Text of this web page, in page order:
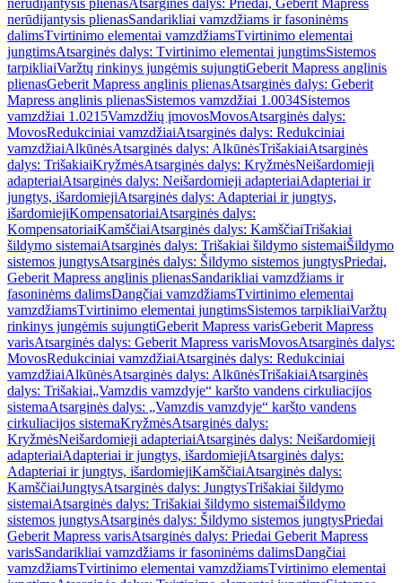
nerūdijantysis plienasAtsarginės dalys: Priedai, Geberit Mapress
nerūdijantysis plienasSandarikliai vamzdžiams ir fasoninėms
dalimsTvirtinimo elementai vamzdžiamsTvirtinimo elementai
jungtimsAtsarginės dalys: Tvirtinimo elementai jungtimsSistemos
tarpikliaiVaržtų rinkinys jungėmis sujungtiGeberit Mapress anglinis
plienasGeberit Mapress anglinis plienasAtsarginės dalys: Geberit
Mapress anglinis plienasSistemos vamzdžiai 1.0034Sistemos
vamzdžiai 1.0215Vamzdžių įmovosMovosAtsarginės dalys:
MovosRedukciniai vamzdžiaiAtsarginės dalys: Redukciniai
vamzdžiaiAlkūnėsAtsarginės dalys: AlkūnėsTrišakiaiAtsarginės
dalys: TrišakiaiKryžmėsAtsarginės dalys: KryžmėsNeišardomieji
adapteriaiAtsarginės dalys: Neišardomieji adapteriaiAdapteriai ir
jungtys, išardomiejiAtsarginės dalys: Adapteriai ir jungtys,
išardomiejiKompensatoriaiAtsarginės dalys:
KompensatoriaiKamščiaiAtsarginės dalys: KamščiaiTrišakiai
šildymo sistemaiAtsarginės dalys: Trišakiai šildymo sistemaiŠildymo
sistemos jungtysAtsarginės dalys: Šildymo sistemos jungtysPriedai,
Geberit Mapress anglinis plienasSandarikliai vamzdžiams ir
fasoninėms dalimsDangčiai vamzdžiamsTvirtinimo elementai
vamzdžiamsTvirtinimo elementai jungtimsSistemos tarpikliaiVaržtų
rinkinys jungėmis sujungtiGeberit Mapress varisGeberit Mapress
varisAtsarginės dalys: Geberit Mapress varisMovosAtsarginės dalys:
MovosRedukciniai vamzdžiaiAtsarginės dalys: Redukciniai
vamzdžiaiAlkūnėsAtsarginės dalys: AlkūnėsTrišakiaiAtsarginės
dalys: Trišakiai„Vamzdis vamzdyje“ karšto vandens cirkuliacijos
sistemaAtsarginės dalys: „Vamzdis vamzdyje“ karšto vandens
cirkuliacijos sistemaKryžmėsAtsarginės dalys:
KryžmėsNeišardomieji adapteriaiAtsarginės dalys: Neišardomieji
adapteriaiAdapteriai ir jungtys, išardomiejiAtsarginės dalys:
Adapteriai ir jungtys, išardomiejiKamščiaiAtsarginės dalys:
KamščiaiJungtysAtsarginės dalys: JungtysTrišakiai šildymo
sistemaiAtsarginės dalys: Trišakiai šildymo sistemaiŠildymo
sistemos jungtysAtsarginės dalys: Šildymo sistemos jungtysPriedai
Geberit Mapress varisAtsarginės dalys: Priedai Geberit Mapress
varisSandarikliai vamzdžiams ir fasoninėms dalimsDangčiai
vamzdžiamsTvirtinimo elementai vamzdžiamsTvirtinimo elementai